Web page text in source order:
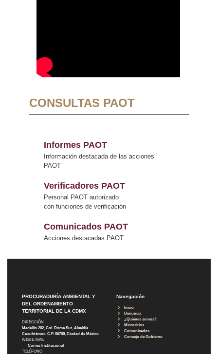
CONSULTAS PAOT
Informes PAOT
Información destacada de las acciones
PAOT
Verificadores PAOT
Personal PAOT autorizado
con funciones de verificación
Comunicados PAOT
Acciones destacadas PAOT
PROCURADURÍA AMBIENTAL Y
DEL ORDENAMIENTO
TERRITORIAL DE LA CDMX
DIRECCIÓN
Medellín 202, Col. Roma Sur, Alcaldía
Cuauhtémoc, C.P. 06700, Ciudad de México
WEB E-MAIL
Correo Institucional
TELÉFONO
Navegación
Inicio
Denuncia
¿Quiénes somos?
Micrositios
Comunicados
Consejo de Gobierno